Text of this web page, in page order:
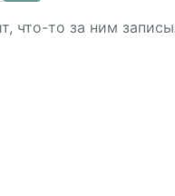
что-то за ним